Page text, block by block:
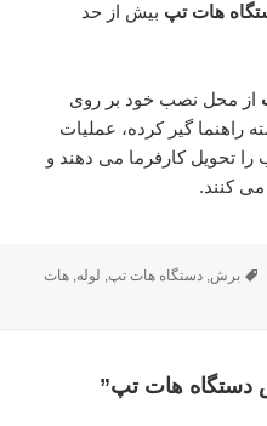
هات تپ بیش از حد
از محل نصب خود بر روی
راهنما گیر کرده، عملیات
را تحویل کارفرما می دهند و
کنند.
برچسب‌ها
برش,دستگاه هات تپ, لوله,هات